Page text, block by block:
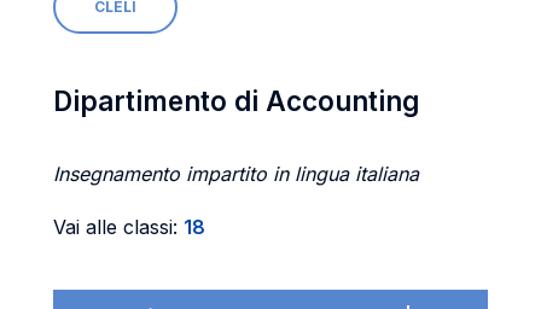
CLELI
Dipartimento di Accounting
Insegnamento impartito in lingua italiana
Vai alle classi: 18